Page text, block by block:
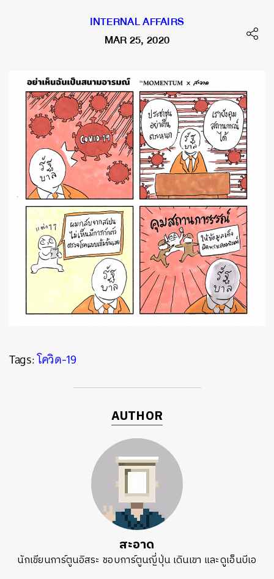
INTERNAL AFFAIRS
MAR 25, 2020
Tags:โควิด-19
AUTHOR
สะอาด
นักเขียนการ์ตูนอิสระ ชอบการ์ตูนญี่ปุ่น เดินเขา และดูเอ็นบีเอ
TWEET LINE